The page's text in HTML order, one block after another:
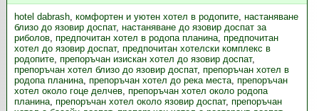
hotel dabrash, комфортен и уютен хотел в родопите, настаняване
близо до язовир доспат, настаняване до язовир доспат за
риболов, предпочитан хотел в родопа планина, предпочитан
хотел до язовир доспат, предпочитан хотелски комплекс в
родопите, препоръчан изискан хотел до язовир доспат,
препоръчан хотел близо до язовир доспат, препоръчан хотел в
родопа планина, препоръчан хотел до река места, препоръчан
хотел около гоце делчев, препоръчан хотел около родопа
планина, препоръчан хотел около язовир доспат, препоръчан